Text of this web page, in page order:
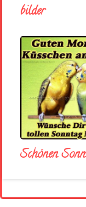
bilder
Schönen